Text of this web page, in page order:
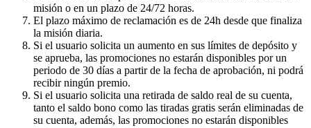
misión o en un plazo de 24/72 horas.
El plazo máximo de reclamación es de 24h desde que finaliza
la misión diaria.
Si el usuario solicita un aumento en sus límites de depósito y
se aprueba, las promociones no estarán disponibles por un
periodo de 30 días a partir de la fecha de aprobación, ni podrá
recibir ningún premio.
Si el usuario solicita una retirada de saldo real de su cuenta,
tanto el saldo bono como las tiradas gratis serán eliminadas de
su cuenta, además, las promociones no estarán disponibles